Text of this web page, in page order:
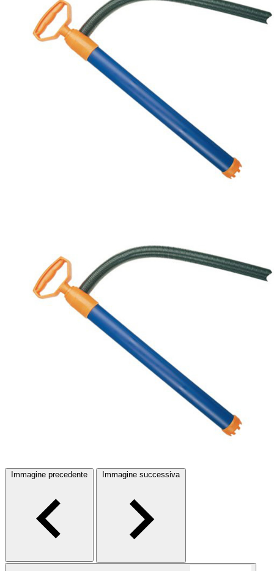
Immagine precedente Immagine successiva